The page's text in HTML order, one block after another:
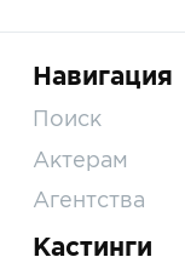
Навигация
Поиск
Актерам
Агентства
Кастинги